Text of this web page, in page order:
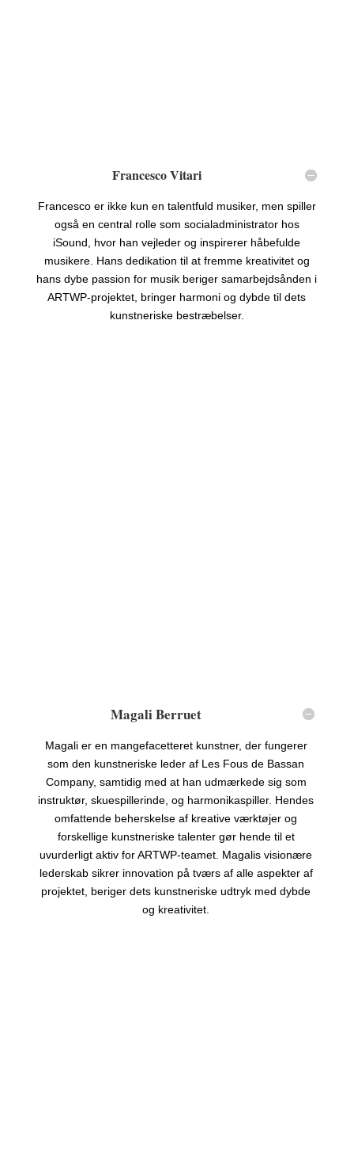
Francesco Vitari
Francesco er ikke kun en talentfuld musiker, men spiller
også en central rolle som socialadministrator hos
iSound, hvor han vejleder og inspirerer håbefulde
musikere. Hans dedikation til at fremme kreativitet og
hans dybe passion for musik beriger samarbejdsånden i
ARTWP-projektet, bringer harmoni og dybde til dets
kunstneriske bestræbelser.
Magali Berruet
Magali er en mangefacetteret kunstner, der fungerer
som den kunstneriske leder af Les Fous de Bassan
Company, samtidig med at han udmærkede sig som
instruktør, skuespillerinde, og harmonikaspiller. Hendes
omfattende beherskelse af kreative værktøjer og
forskellige kunstneriske talenter gør hende til et
uvurderligt aktiv for ARTWP-teamet. Magalis visionære
lederskab sikrer innovation på tværs af alle aspekter af
projektet, beriger dets kunstneriske udtryk med dybde
og kreativitet.